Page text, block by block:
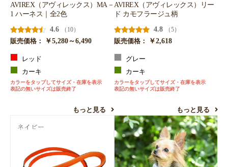
AVIREX（アヴィレックス）MA－
1 ハーネス｜全2色
4.6
（10）
販売価格：
￥5,280～6,490
レッド
カーキ
カラーをタップしてサイズ・在庫を表示
表記の無いサイズは販売終了
もっと見る
AVIREX（アヴィレックス）リー
ド カモフラージュ柄
4.8
（5）
販売価格：
￥2,618
グレー
カーキ
カラーをタップしてサイズ・在庫を表示
表記の無いサイズは販売終了
もっと見る